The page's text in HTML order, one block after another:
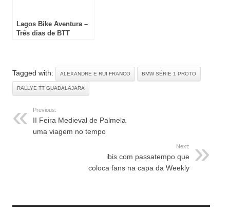
Lagos Bike Aventura –
Três dias de BTT
Tagged with: ALEXANDRE E RUI FRANCO BMW SÉRIE 1 PROTO
RALLYE TT GUADALAJARA
Previous:
II Feira Medieval de Palmela
uma viagem no tempo
Next:
ibis com passatempo que
coloca fans na capa da Weekly